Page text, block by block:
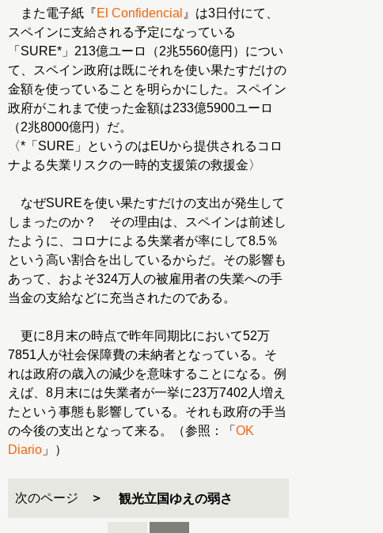
また電子紙『El Confidencial 』は3日付にて、
スペインに支給される予定になっている
「SURE*」213億ユーロ（2兆5560億円）につい
て、スペイン政府は既にそれを使い果たすだけの
金額を使っていることを明らかにした。スペイン
政府がこれまで使った金額は233億5900ユーロ
（2兆8000億円）だ。
〈*「SURE」というのはEUから提供されるコロ
ナよる失業リスクの一時的支援策の救援金〉
なぜSUREを使い果たすだけの支出が発生して
しまったのか？ その理由は、スペインは前述し
たように、コロナによる失業者が率にして8.5％
という高い割合を出しているからだ。その影響も
あって、およそ324万人の被雇用者の失業への手
当金の支給などに充当されたのである。
更に8月末の時点で昨年同期比において52万
7851人が社会保障費の未納者となっている。そ
れは政府の歳入の減少を意味することになる。例
えば、8月末には失業者が一挙に23万7402人増え
たという事態も影響している。それも政府の手当
の今後の支出となって来る。（参照：「 OK
Diario 」）
次のページ 観光立国ゆえの弱さ